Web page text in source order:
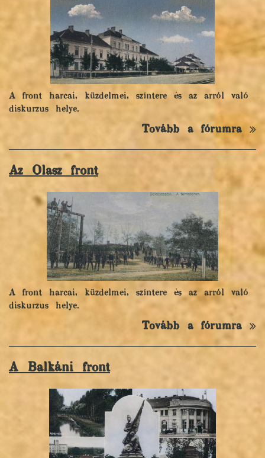
A front harcai, küzdelmei, színtere és az arról való
diskurzus helye.
Tovább a fórumra
Az Olasz front
A front harcai, küzdelmei, színtere és az arról való
diskurzus helye.
Tovább a fórumra
A Balkáni front